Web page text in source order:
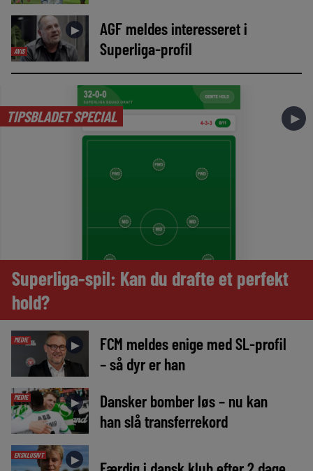
AVIS
►
AGF meldes interesseret i
Superliga-profil
TIPSBLADET SPECIAL ►
Superliga-spil: Kan du drafte et perfekt
hold?
MEDIE ►
FCM meldes enige med SL-profil
– så dyr er han
MEDIE ►
Dansker bomber løs – nu kan
han slå transferrekord
EKSKLUSIVT ►